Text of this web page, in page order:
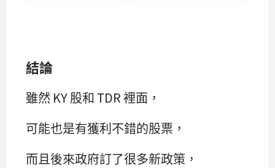
結論
雖然 KY 股和 TDR 裡面，
可能也是有獲利不錯的股票，
而且後來政府訂了很多新政策，